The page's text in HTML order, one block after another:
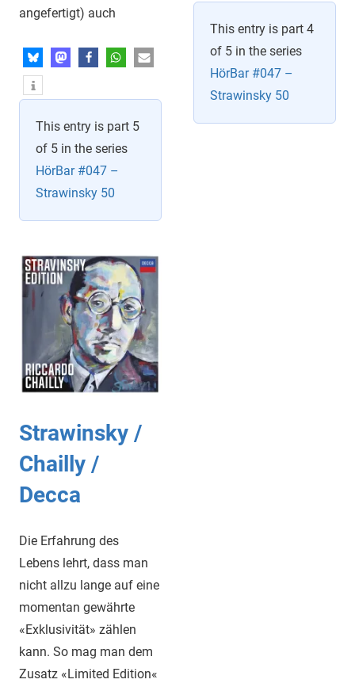
angefertigt) auch
This entry is part 5
of 5 in the series
HörBar #047 –
Strawinsky 50
This entry is part 4
of 5 in the series
HörBar #047 –
Strawinsky 50
Strawinsky /
Chailly /
Decca
Die Erfahrung des
Lebens lehrt, dass man
nicht allzu lange auf eine
momentan gewährte
«Exklusivität» zählen
kann. So mag man dem
Zusatz «Limited Edition«